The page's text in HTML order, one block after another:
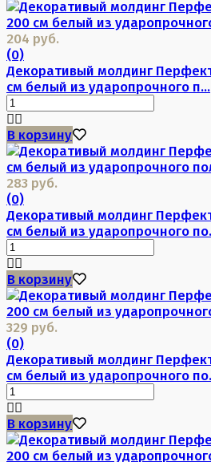
204 руб.
(0)
Декоративый молдинг
см белый из ударопрочного п...
В корзину
283 руб.
(0)
Декоративый молдинг
см белый из ударопрочного
В корзину
329 руб.
(0)
Декоративый молдинг
см белый из ударопрочного
В корзину